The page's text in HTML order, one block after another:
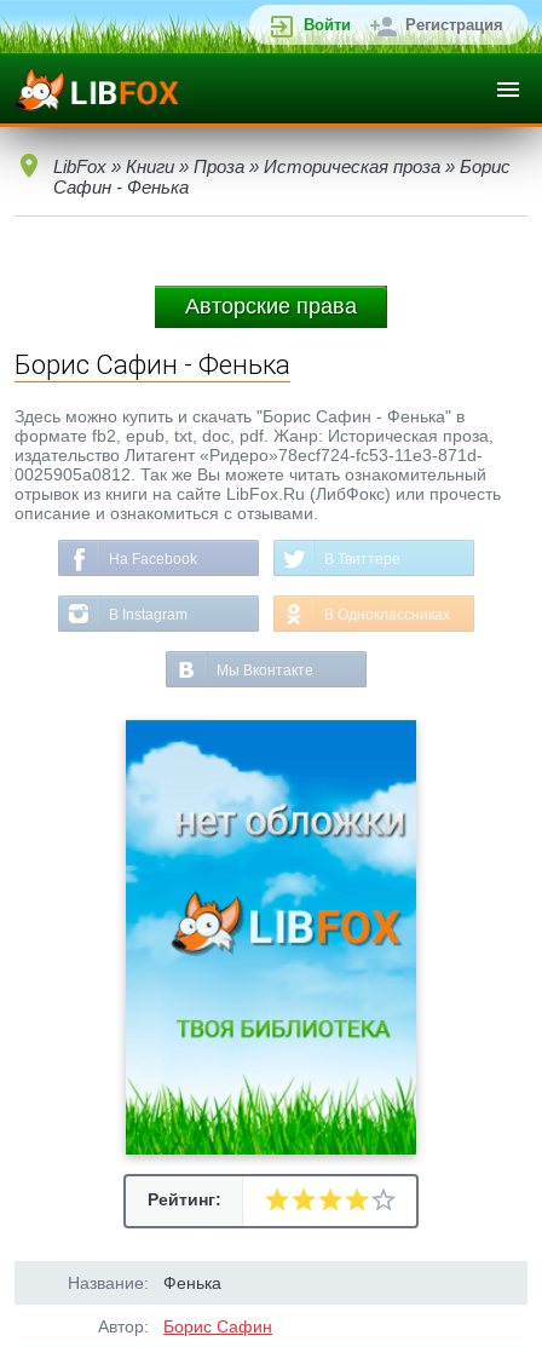
Войти Регистрация
LibFox » Книги » Проза » Историческая проза » Борис
Сафин - Фенька
Авторские права
Борис Сафин - Фенька
Здесь можно купить и скачать "Борис Сафин - Фенька" в
формате fb2, epub, txt, doc, pdf. Жанр: Историческая проза,
издательство Литагент «Ридеро»78ecf724-fc53-11e3-871d-
0025905a0812. Так же Вы можете читать ознакомительный
отрывок из книги на сайте LibFox.Ru (ЛибФокс) или прочесть
описание и ознакомиться с отзывами.
На Facebook В Твиттере
В Instagram В Одноклассниках
Мы Вконтакте
Рейтинг:
Название: Фенька
Автор: Борис Сафин